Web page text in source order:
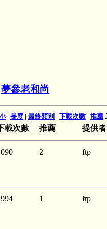
夢參老和尚
| 長度 | 最終類別 | 下載次數 | 推薦
載次數 推薦 提供者
2 ftp
1 ftp